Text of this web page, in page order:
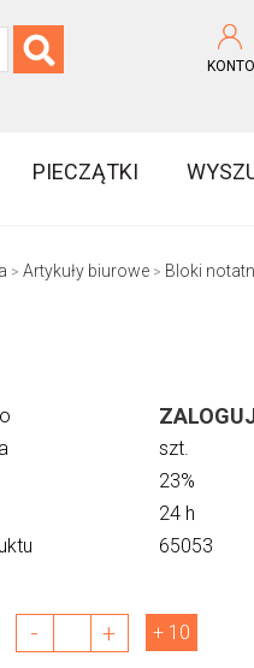
KONTO
PIECZĄTKI
> Artykuły biurowe> Bloki
szt.
23%
24 h
65053
- + + 10